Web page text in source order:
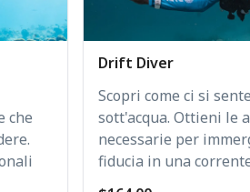
che
Drift Diver
Scopri come ci si
sott'acqua. Ottieni le
necessarie per
fiducia in una